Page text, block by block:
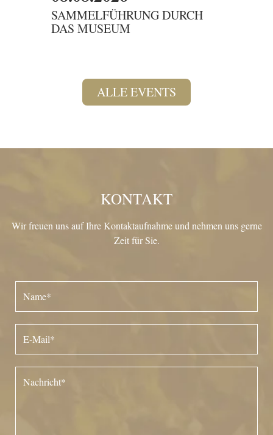
SAMMELFÜHRUNG DURCH
DAS MUSEUM
ALLE EVENTS
KONTAKT
Wir freuen uns auf Ihre Kontaktaufnahme und nehmen uns gerne
Zeit für Sie.